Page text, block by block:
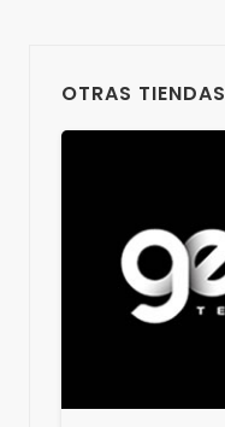
OTRAS TIENDAS